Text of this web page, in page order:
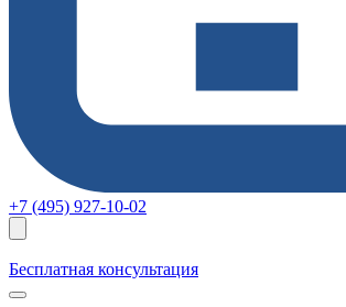
+7 (495) 927-10-02
Бесплатная консультация